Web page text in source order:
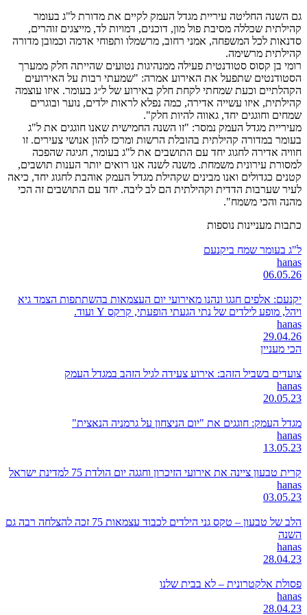
גם השנה החליטה עיריית מגדל העמק לקיים את מדורת ל"ג בעומר
קהילתית שכללה מסיבת פול מון, דוכנים, דמויות לד, מייצגים זוהרים,
סדנאות לכל המשפחה, אמני רחוב, מרשמלו ותפוחי אדמה וכמובן מדורה
קהילתית מרשימה.
רומי בן קסוס סטודנטית פעילה ממנהיגות נטועים שהייתה חלק ממערך
הסטודנטים שתפעל את האירוע אמרה: "שמעתי רבות על האירועים
הקהלתיים וכעת שמחתי לקחת חלק באירוע של ל״ג בעומר. איזו עוצמה
קהילתית, איזו עשייה אדירה, כמה נפלא לראות ילדים, נוער ובוגרים
שמחים וחוגגים יחד, גאווה להיות חלק".
מעיריית מגדל העמק נמסר: "זו השנה החמישית שאנו חוגגים את ל"ג
בעומר במדורה קהילתית בהובלת הרשות ומרכז להון אנושי צעירים. זו
חוויה אדירה לחגוג יחד עם התושבים את ל"ג בעומר, חגיגה שהפכה
למסורת עירונית משמחת. משנה לשנה אנו רואים יותר הענות תושבים,
קטנים כגדולים ואנו מבינים שקהילת מגדל העמק אוהבת לחגוג יחד, כיאה
לעיר שערבות הדדית וקהילתית הם לב ליבה. יחד עם התושבים זה הכי
מהנה והכי משמח".
כתבות מעניינות נוספות
ל"ג בעומר שמח ביקנעם
hanas
06.05.26
יקנעם: אלפים חגגו ונהנו מאירועי יום העצמאות בהשתתפות הצמד גיא
ויהל, מופע לילדים של נתי הגעתי הופעתי, קרקס Y ועוד.
hanas
29.04.26
הכי מעניין
צועדים בשביל הזהב: אירוע צעידה לגיל הזהב במגדל העמק
hanas
20.05.23
מגדל העמק: חוגגים את "יום הניצחון על גרמניה הנאצית"
hanas
13.05.23
קרית טבעון ציינה את אירועי הזיכרון וחגגה יום הולדת 75 למדינת ישראל
hanas
03.05.23
הלב של טבעון – טקס גני הילדים לכבוד עצמאות 75 זכה להצלחה רבה גם
השנה
hanas
28.04.23
פסולת אלקטרונית – לא בבית שלנו
hanas
28.04.23